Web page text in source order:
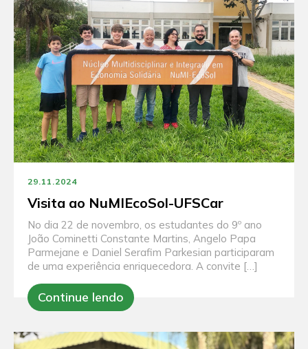
29.11.2024
Visita ao NuMIEcoSol-UFSCar
No dia 22 de novembro, os estudantes do 9º ano
João Cominetti Constante Martins, Angelo Papa
Parmejane e Daniel Serafim Parkesian participaram
de uma experiência enriquecedora. A convite […]
Continue lendo